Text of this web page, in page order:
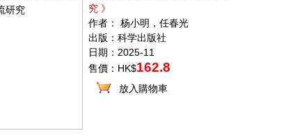
究 》
作者： 杨小明，任春光
出版：科学出版社
日期：2025-11
售價：HK$162.8
放入購物車